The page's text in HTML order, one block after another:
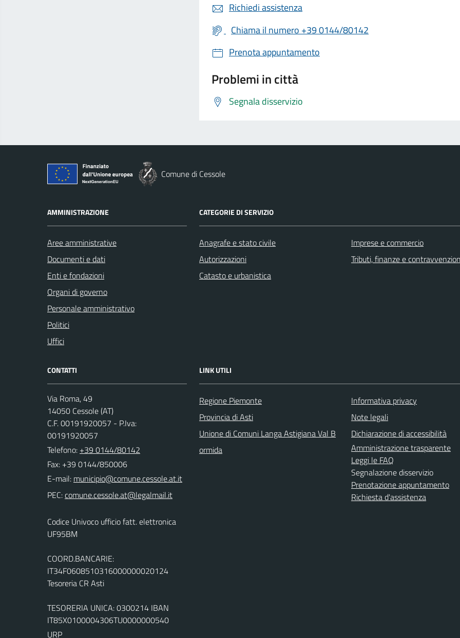
Richiedi assistenza
Chiama il numero +39 0144/80142
Prenota appuntamento
Problemi in città
Segnala disservizio
Comune di Cessole
AMMINISTRAZIONE
Aree amministrative
Documenti e dati
Enti e fondazioni
Organi di governo
Personale amministrativo
Politici
Uffici
CATEGORIE DI SERVIZIO
Anagrafe e stato civile
Autorizzazioni
Catasto e urbanistica
Imprese e commercio
Tributi, finanze e
CONTATTI
Via Roma, 49
14050 Cessole (AT)
C.F. 00191920057 - P.Iva:
00191920057
Telefono: +39 0144/80142
Fax: +39 0144/850006
E-mail:
PEC:
Codice Univoco ufficio fatt. elettronica
UF95BM
COORD.BANCARIE:
IT34F0608510316000000020124
Tesoreria CR Asti
TESORERIA UNICA: 0300214 IBAN
IT85X0100004306TU0000000540
URP
LINK UTILI
Regione Piemonte
Provincia di Asti
Unione di Comuni Langa Astigiana Val B
ormida
Informativa privacy
Note legali
Dichiarazione di accessibilità
Amministrazione trasparente
Leggi le FAQ
Segnalazione disservizio
Prenotazione appuntamento
Richiesta d'assistenza